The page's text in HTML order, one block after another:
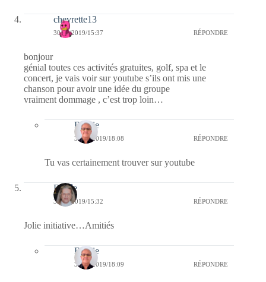
chevrette13
30/07/2019/15:37 RÉPONDRE
bonjour
génial toutes ces activités gratuites, golf, spa et le
concert, je vais voir sur youtube s’ils ont mis une
chanson pour avoir une idée du groupe
vraiment dommage , c’est trop loin…
Bernie
31/07/2019/18:08 RÉPONDRE
Tu vas certainement trouver sur youtube
Renée
30/07/2019/15:32 RÉPONDRE
Jolie initiative…Amitiés
Bernie
31/07/2019/18:09 RÉPONDRE